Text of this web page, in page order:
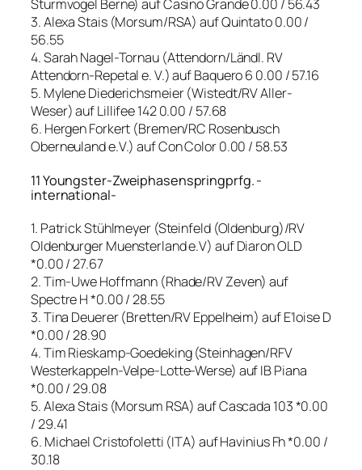
Sturmvogel Berne) auf Casino Grande 0.00 / 56.43
3. Alexa Stais (Morsum/RSA) auf Quintato 0.00 /
56.55
4. Sarah Nagel-Tornau (Attendorn/Ländl. RV
Attendorn-Repetal e. V.) auf Baquero 6 0.00 / 57.16
5. Mylene Diederichsmeier (Wistedt/RV Aller-
Weser) auf Lillifee 142 0.00 / 57.68
6. Hergen Forkert (Bremen/RC Rosenbusch
Oberneuland e.V.) auf Con Color 0.00 / 58.53
11 Youngster-Zweiphasenspringprfg. -
international-
1. Patrick Stühlmeyer (Steinfeld (Oldenburg)/RV
Oldenburger Muensterland e.V) auf Diaron OLD
*0.00 / 27.67
2. Tim-Uwe Hoffmann (Rhade/RV Zeven) auf
Spectre H *0.00 / 28.55
3. Tina Deuerer (Bretten/RV Eppelheim) auf E’loise D
*0.00 / 28.90
4. Tim Rieskamp-Goedeking (Steinhagen/RFV
Westerkappeln-Velpe-Lotte-Werse) auf IB Piana
*0.00 / 29.08
5. Alexa Stais (Morsum RSA) auf Cascada 103 *0.00
/ 29.41
6. Michael Cristofoletti (ITA) auf Havinius Fh *0.00 /
30.18